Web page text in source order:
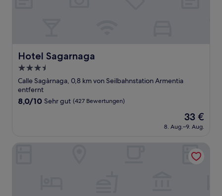
Hotel Sagarnaga
Hotel Sagarnaga
3.5-
Sterne-
Unterkunft
Calle Sagàrnaga, 0,8 km von Seilbahnstation Armentia
entfernt
8.0
(427
8,0/10 Sehr gut (427 Bewertungen)
Der
Preis
beträgt
33 €
8. Aug.–9. Aug.